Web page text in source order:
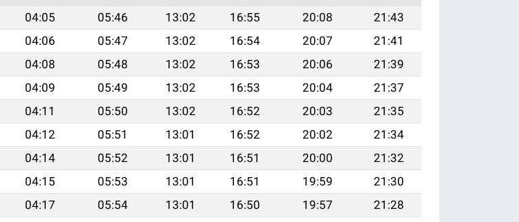
04:05 05:46 13:02 16:55 20:08
21:43
04:06 05:47 13:02 16:54 20:07
21:41
04:08 05:48 13:02 16:53 20:06
21:39
04:09 05:49 13:02 16:53 20:04
21:37
04:11 05:50 13:02 16:52 20:03
21:35
04:12 05:51 13:01 16:52 20:02
21:34
04:14 05:52 13:01 16:51 20:00
21:32
04:15 05:53 13:01 16:51 19:59
21:30
04:17 05:54 13:01 16:50 19:57
21:28